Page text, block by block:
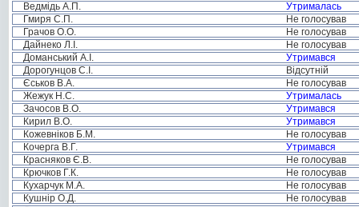
Ведмідь А.П.
Утрималась
Гмиря С.П.
Не голосував
Грачов О.О.
Не голосував
Дайнеко Л.І.
Не голосував
Доманський А.І.
Утримався
Дорогунцов С.І.
Відсутній
Єськов В.А.
Не голосував
Жежук Н.С.
Утрималась
Зачосов В.О.
Утримався
Кирил В.О.
Утримався
Кожевніков Б.М.
Не голосував
Кочерга В.Г.
Утримався
Красняков Є.В.
Не голосував
Крючков Г.К.
Не голосував
Кухарчук М.А.
Не голосував
Кушнір О.Д.
Не голосував